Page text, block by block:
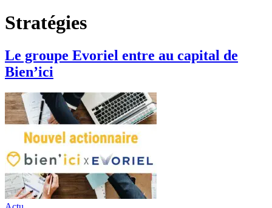
Stratégies
Le groupe Evoriel entre au capital de
Bien’ici